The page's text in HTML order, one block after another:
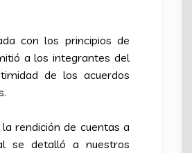
con los principios de
a los integrantes del
de los acuerdos
rendición de cuentas a
se detalló a nuestros